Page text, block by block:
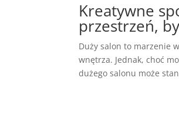
Kreatywne
przestrzeń,
Duży salon to marzenie
wnętrza. Jednak, choć
dużego salonu może